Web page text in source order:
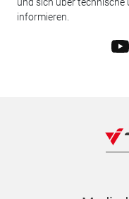
informieren.